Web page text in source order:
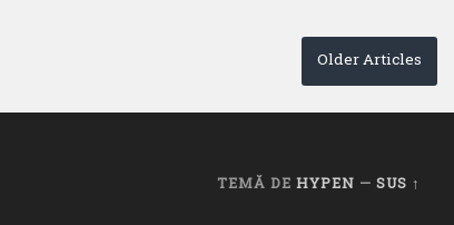
Older Articles
TEMĂ DE HYPEN — SUS ↑